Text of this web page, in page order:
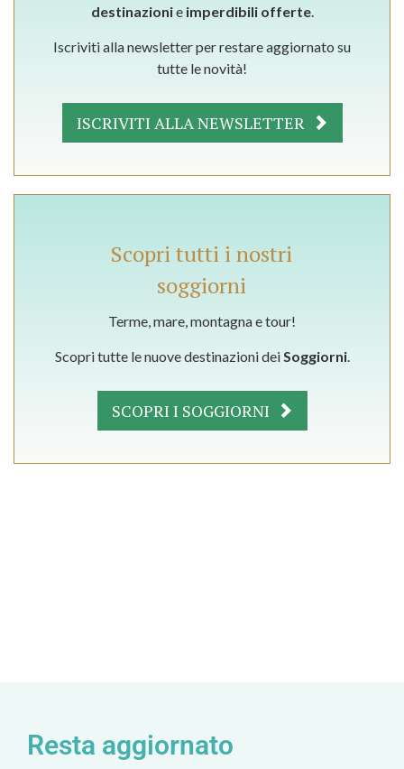
destinazionie imperdibili offerte.
Iscriviti alla newsletter per restare aggiornato su
tutte le novità!
ISCRIVITI ALLA NEWSLETTER
Scopri tutti i nostri
soggiorni
Terme, mare, montagna e tour!
Scopri tutte le nuove destinazioni deiSoggiorni.
SCOPRI I SOGGIORNI
Resta aggiornato